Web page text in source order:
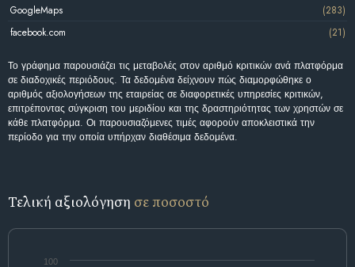
GoogleMaps
(283)
facebook.com
(21)
Το γράφημα παρουσιάζει τις μεταβολές στον αριθμό κριτικών ανά πλατφόρμα
σε διαδοχικές περιόδους. Τα δεδομένα δείχνουν πώς διαμορφώθηκε ο
αριθμός αξιολογήσεων της εταιρείας σε διαφορετικές υπηρεσίες κριτικών,
επιτρέποντας σύγκριση του μεριδίου και της δραστηριότητας των χρηστών σε
κάθε πλατφόρμα. Οι παρουσιαζόμενες τιμές αφορούν αποκλειστικά την
περίοδο για την οποία υπήρχαν διαθέσιμα δεδομένα.
Τελική αξιολόγηση σε ποσοστό
100